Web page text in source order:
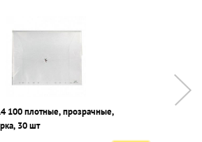
100 плотные, прозрачные,
30 шт